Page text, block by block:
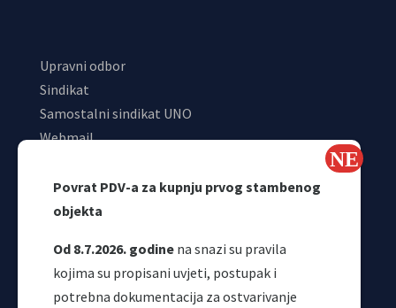
Povrat PDV-a za kupnju prvog stambenog
objekta
Od 8.7.2026. godine na snazi su pravila
kojima su propisani uvjeti, postupak i
potrebna dokumentacija za ostvarivanje
Upravni odbor
Sindikat
Samostalni sindikat UNO
Webmail